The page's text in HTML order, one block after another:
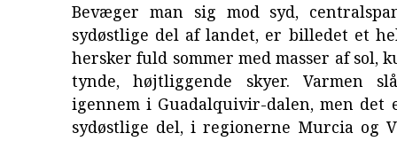
Bevæger man sig mod syd,
sydøstlige del af landet, er billedet et
hersker fuld sommer med masser af sol,
tynde, højtliggende skyer. Varmen
igennem i Guadalquivir-dalen, men
sydøstlige del, i regionerne Murcia og